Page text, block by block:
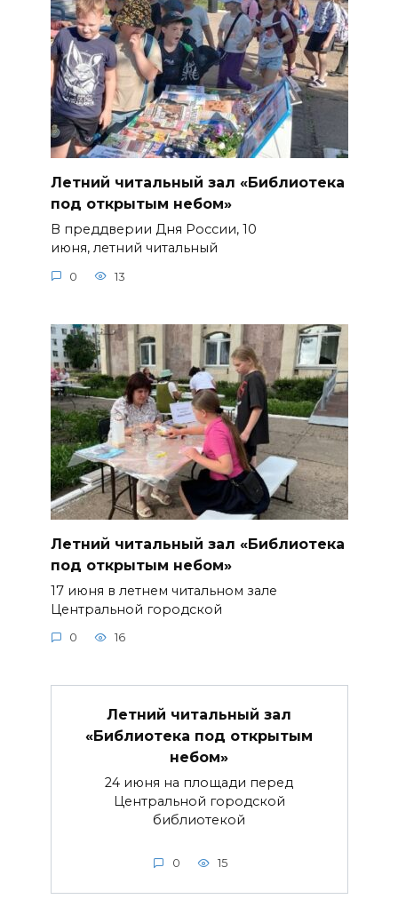
Летний читальный зал «Библиотека
под открытым небом»
В преддверии Дня России, 10
июня, летний читальный
0 13
Летний читальный зал «Библиотека
под открытым небом»
17 июня в летнем читальном зале
Центральной городской
0 16
Летний читальный зал
«Библиотека под открытым
небом»
24 июня на площади перед
Центральной городской
библиотекой
0 15